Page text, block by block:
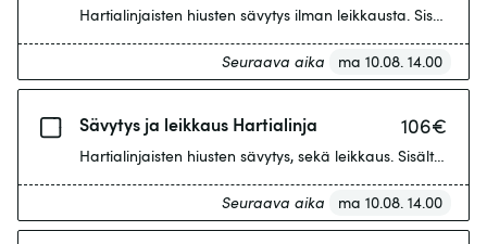
Hartialinjaisten hiusten sävytys ilman leikkausta. Sisältää
Seuraava aika ma 10.08. 14.00
Sävytys ja leikkaus Hartialinja 106€
Hartialinjaisten hiusten sävytys, sekä leikkaus. Sisältää
Seuraava aika ma 10.08. 14.00